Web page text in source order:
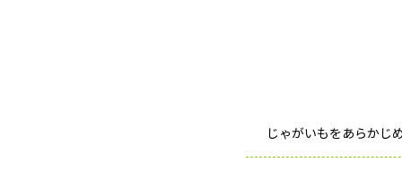
じゃがいもをあらかじ